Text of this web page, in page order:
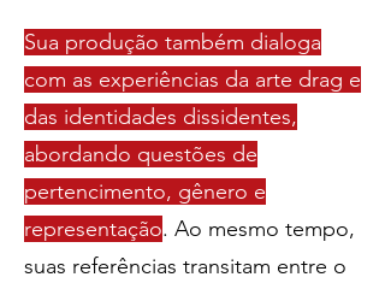
Sua produção também dialoga
com as experiências da arte drag e
das identidades dissidentes,
abordando questões de
pertencimento, gênero e
representação. Ao mesmo tempo,
suas referências transitam entre o